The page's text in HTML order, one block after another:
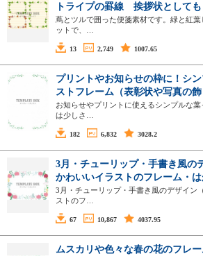
トライプの罫線 挨拶状として
蔦とツルで囲った便箋素材です。緑と紅
ットで、…
13 2,749 1007.65
プリントやお知らせの枠に！シ
ストフレーム（表彰状や写真の飾
お知らせやプリントに使えるシンプルな
は少しさ…
182 6,832 3028.2
3月・チューリップ・手書き風の
かわいいイラストのフレーム・
3月・チューリップ・手書き風のデザイン
ストのフ…
67 10,867 4037.95
ムスカリや色々な春の花のフレ